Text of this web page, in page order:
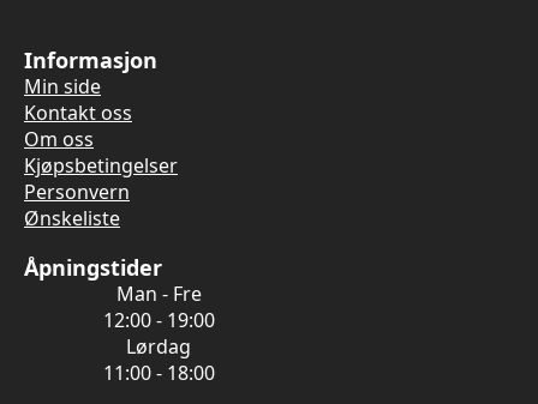
Informasjon
Min side
Kontakt oss
Om oss
Kjøpsbetingelser
Personvern
Ønskeliste
Åpningstider
Man - Fre
12:00 - 19:00
Lørdag
11:00 - 18:00